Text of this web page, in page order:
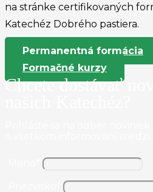
na stránke certifikovaných
Katechéz Dobrého pastiera.
Permanentná formácia
Formačné kurzy
Chcete dostávať